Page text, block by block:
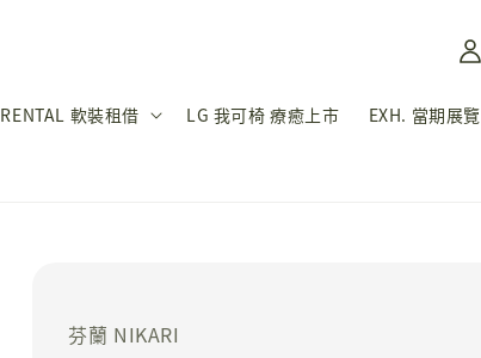
RENTAL 軟裝租借 LG 我可椅 療癒上市 EXH. 當期展覽
芬蘭 NIKARI